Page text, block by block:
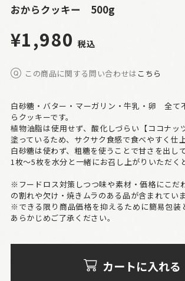
おからクッキー 500g
¥1,980 税込
この商品に関する問い合わせは こちら
白砂糖・バター・マーガリン・牛乳・卵 全て
らクッキーです。
植物油脂は使用せず、酸化しづらい【ココナッ
塗っているため、サクサク食感で食べやすく仕上
白砂糖は使わず、粗糖を使うことで甘さを出して
1枚～5枚を水分と一緒にお召し上がりいただく
※フードロス対策しつつ味や素材・価格にこだ
の割れや欠け・焼きムラのある品が含まれていま
※できる限り商品価格を抑えるために簡易包装
あらかじめご了承ください。
カートに入れる